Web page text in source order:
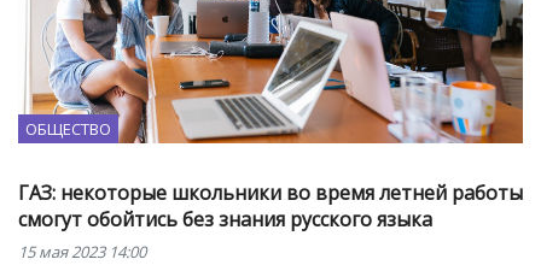
ОБЩЕСТВО
ГАЗ: некоторые школьники во время летней работы
смогут обойтись без знания русского языка
15 мая 2023 14:00